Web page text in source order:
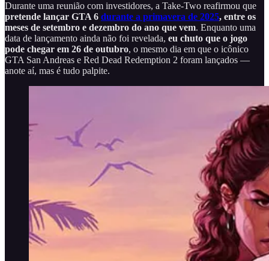
Durante uma reunião com investidores, a Take-Two reafirmou que
pretende lançar GTA 6 durante a primavera de 2025, entre os
meses de setembro e dezembro do ano que vem. Enquanto uma
data de lançamento ainda não foi revelada, eu chuto que o jogo
pode chegar em 26 de outubro, o mesmo dia em que o icônico
GTA San Andreas e Red Dead Redemption 2 foram lançados —
anote aí, mas é tudo palpite.